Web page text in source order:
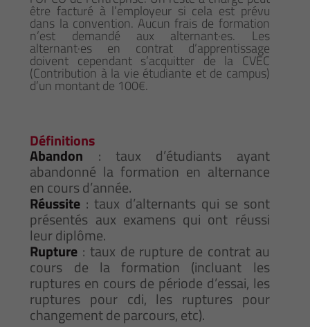
être facturé à l’employeur si cela est prévu
dans la convention. Aucun frais de formation
n’est demandé aux alternant·es. Les
alternant·es en contrat d’apprentissage
doivent cependant s’acquitter de la CVEC
(Contribution à la vie étudiante et de campus)
d’un montant de 100€.
Définitions
Abandon : taux d’étudiants ayant
abandonné la formation en alternance
en cours d’année.
Réussite : taux d’alternants qui se sont
présentés aux examens qui ont réussi
leur diplôme.
Rupture : taux de rupture de contrat au
cours de la formation (incluant les
ruptures en cours de période d’essai, les
ruptures pour cdi, les ruptures pour
changement de parcours, etc).